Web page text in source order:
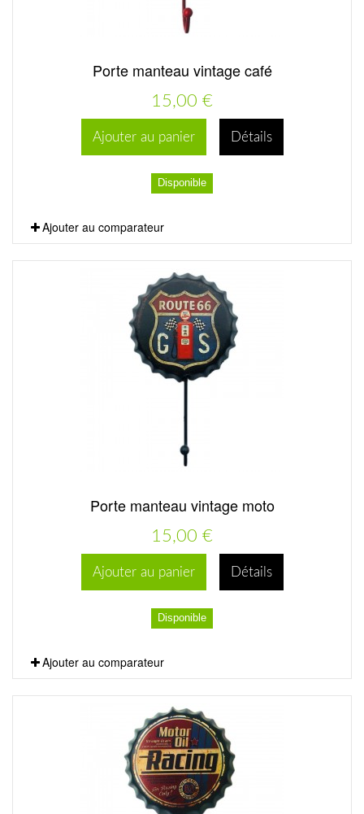
Porte manteau vintage café
15,00 €
Ajouter au panier Détails
Disponible
Ajouter au comparateur
Porte manteau vintage moto
15,00 €
Ajouter au panier Détails
Disponible
Ajouter au comparateur